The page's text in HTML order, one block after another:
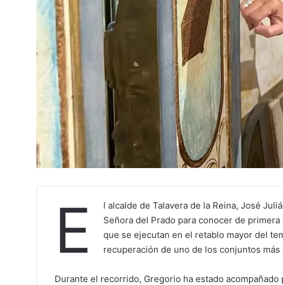
E
l alcalde de Talavera de la Reina, José
Señora del Prado para conocer de
que se ejecutan en el retablo mayor del
recuperación de uno de los conjuntos
Durante el recorrido, Gregorio ha estado